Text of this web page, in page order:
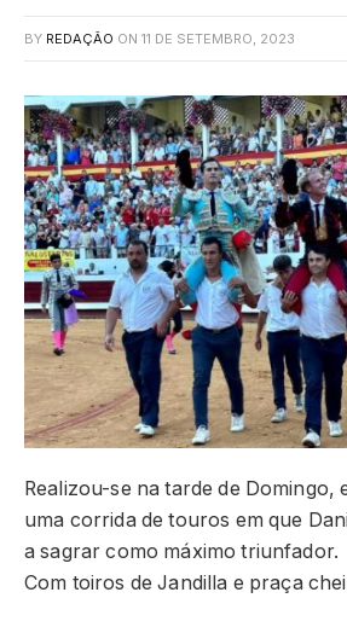
BY REDAÇÃO ON 11 DE SETEMBRO, 2023
Realizou-se na tarde de Domingo,
uma corrida de touros em que
a sagrar como máximo triunfador.
Com toiros de Jandilla e praça